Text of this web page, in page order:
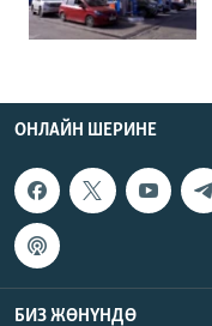
ОНЛАЙН ШЕРИНЕ
БИЗ ЖӨНҮНДӨ